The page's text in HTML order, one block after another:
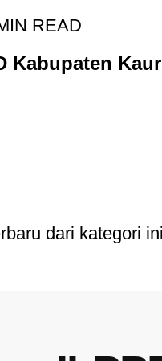
READ
Kabupaten
dari kategori